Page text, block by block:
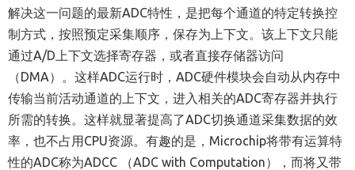
解决这一问题的最新ADC特性，是把每个通道的特定转换控
制方式，按照预定采集顺序，保存为上下文。该上下文只能
通过A/D上下文选择寄存器，或者直接存储器访问
（DMA）。这样ADC运行时，ADC硬件模块会自动从内存中
传输当前活动通道的上下文，进入相关的ADC寄存器并执行
所需的转换。这样就显著提高了ADC切换通道采集数据的效
率，也不占用CPU资源。有趣的是，Microchip将带有运算特
性的ADC称为ADCC
（ADC with Computation）， 而将又带